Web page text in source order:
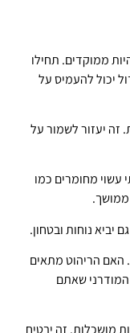
ממוקדים. תחילו
יכול להעמיס על
זה יעזור לשמור על
עשוי מחומרים כמו
ממושך.
נוחות ובטחון.
האם הריהוט מתאים
שאתם